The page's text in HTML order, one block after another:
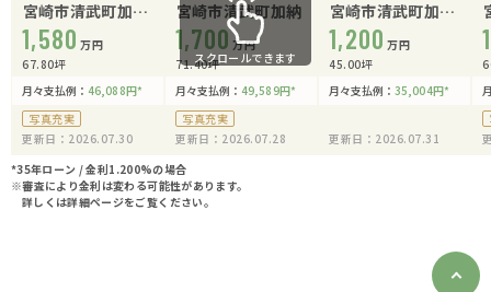
宮崎市清武町加納
乙
1,580 万円
67.80坪
月々支払例： 46,088円*
写真充実
更新日：2026.07.30
宮崎市清武町加納
1,700万円
71.40坪
月々支払例： 49,589円*
写真充実
更新日：2026.07.28
宮崎市清武町加納
甲 1450-11
1,200 万円
45.00坪
月々支払例： 35,004円*
更新日：2026.07.31
スクロールできます
*35年ローン / 金利1.200%の場合
※審査により金利は変わる可能性があります。
詳しくは詳細ページをご覧ください。